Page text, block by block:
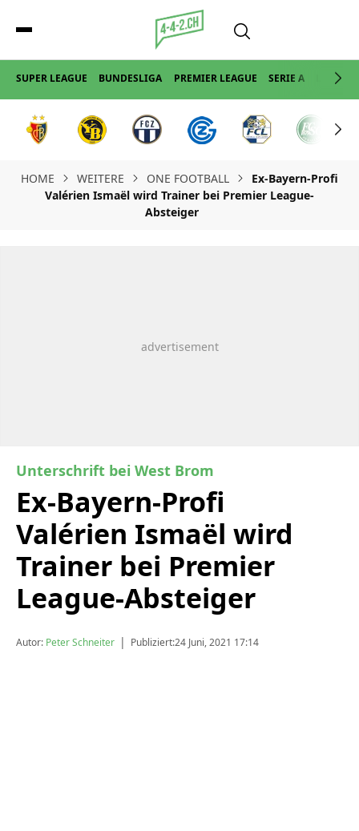
SUPER LEAGUE BUNDESLIGA PREMIER LEAGUE SERIE A LA LIGA
HOME WEITERE ONE FOOTBALL
Ex-Bayern-Profi
Valérien Ismaël wird Trainer bei Premier League-
Absteiger
Unterschrift bei West Brom
Ex-Bayern-Profi
Valérien Ismaël wird
Trainer bei Premier
League-Absteiger
Autor: Peter Schneiter | Publiziert:24 Juni, 2021 17:14